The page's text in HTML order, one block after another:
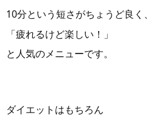
10分という短さがちょうど良く、
「疲れるけど楽しい！」
と人気のメニューです。
ダイエットはもちろん